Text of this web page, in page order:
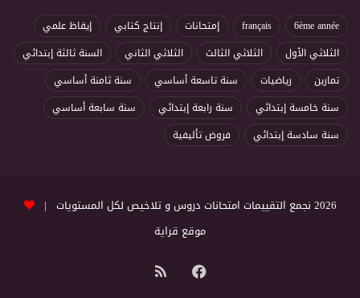
6ème année
français إمتحانات إنتاج كتابي
إيقاظ علمي
الثلاثي الأول
الثلاثي الثالث الثلاثي الثاني
السنة ثالثة إبتدائي
تمارين
رياضيات سنة تاسعة أساسي
سنة ثامنة أساسي
سنة خامسة إبتدائي
سنة رابعة إبتدائي
سنة سابعة أساسي
سنة سادسة إبتدائي
فروض تأليفية
2026 نجمع التقييمات امتحانات دروس و تلاخيص لكل المستويات |
موقع قراية
فيسبوك